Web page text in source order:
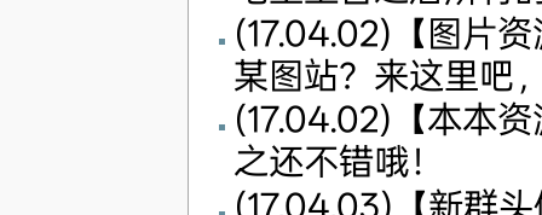
(17.04.02)【图片
某图站？来这里吧
(17.04.02)【本本
之还不错哦！
(17.04.03)【新群